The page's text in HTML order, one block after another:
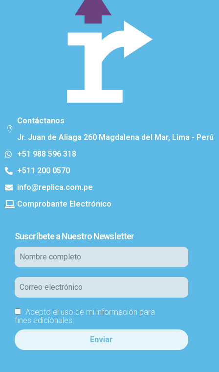
Contáctanos
Jr. Juan de Aliaga 260 Magdalena del Mar, Lima - Perú
+51 988 596 318
+511 200 0570
info@replica.com.pe
Comprobante Electrónico
Suscríbete a Nuestro Newsletter
Acepto el uso de mi información para
fines adicionales.